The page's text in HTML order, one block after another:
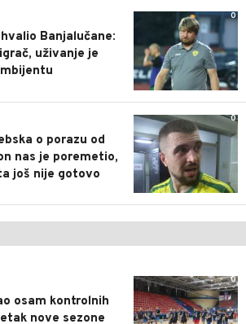
0
Banjalučane:
uživanje je
0
o porazu od
nas je poremetio,
još nije gotovo
0
osam kontrolnih
nove sezone